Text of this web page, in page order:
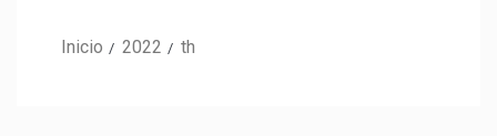
Inicio 2022 th